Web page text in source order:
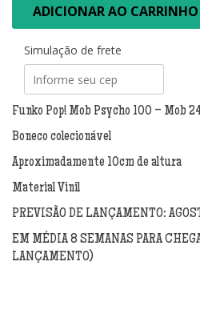
VENDA:
Pop!
Mob
Psycho
100
Mob
2406
CHASE
quantidade
ADICIONAR AO CARRINHO
Simulação de frete
Funko Pop! Mob Psycho 100 – Mob
Boneco colecionável
Aproximadamente 10cm de altura
Material Vinil
PREVISÃO DE LANÇAMENTO:
EM MÉDIA 8 SEMANAS PARA
LANÇAMENTO)